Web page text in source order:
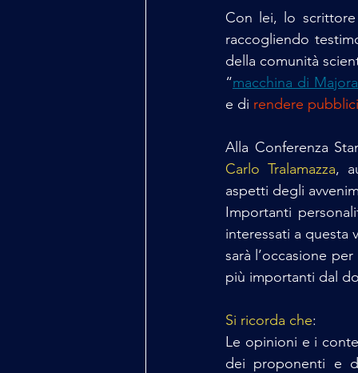
Con lei, lo
raccogliendo
della comunità
“macchina di
e di rendere
Alla Conferenza
Carlo Tralamazza,
aspetti degli
Importanti
interessati a questa
sarà l’occasione
più importanti dal
Si ricorda che:
Le opinioni e i
dei proponenti e